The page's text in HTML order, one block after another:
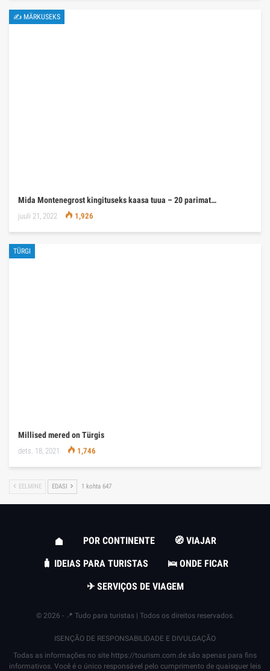
✍ MÄRKUSEKS
Mida Montenegrost kingituseks kaasa tuua – 20 parimat…
juuli 21, 2022 1,926
TÜRGI
Millised mered on Türgis
dets. 18, 2021 1,746
EELMINE EDASI 1 kohta 647
POR CONTINENTE
🧭 VIAJAR
🧳 IDEIAS PARA TURISTAS
🛌 ONDE FICAR
✈ SERVIÇOS DE VIAGEM
© 2026 - 📍 Tudo para turistas | Todos os direitos reservados.
ISENÇÃO DE RESPONSABILIDADE E DIVULGAÇÃO
Todas as informações no site https://tourism.com.de são apenas para fins
informativos. Você é o único responsável pelo cumprimento de quaisquer leis